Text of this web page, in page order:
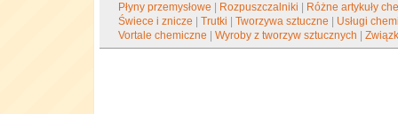
Płyny przemysłowe
Rozpuszczalniki
Różne artykuły
Świece i znicze |Trutki |Tworzywa sztuczne
Usługi
Vortale chemiczne |Wyroby z tworzyw sztucznych |